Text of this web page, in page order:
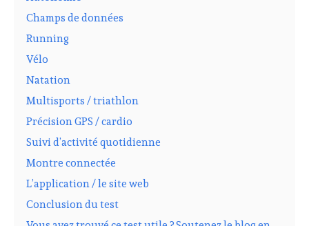
Champs de données
Running
Vélo
Natation
Multisports / triathlon
Précision GPS / cardio
Suivi d’activité quotidienne
Montre connectée
L’application / le site web
Conclusion du test